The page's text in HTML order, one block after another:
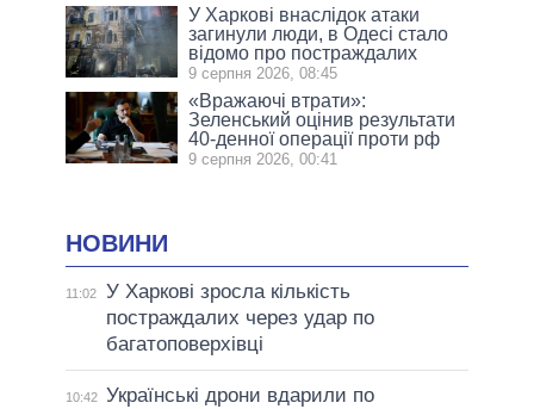
У Харкові внаслідок атаки
загинули люди, в Одесі стало
відомо про постраждалих
9 серпня 2026, 08:45
«Вражаючі втрати»:
Зеленський оцінив результати
40-денної операції проти рф
9 серпня 2026, 00:41
НОВИНИ
11:02
У Харкові зросла кількість
постраждалих через удар по
багатоповерхівці
10:42 Українські дрони вдарили по